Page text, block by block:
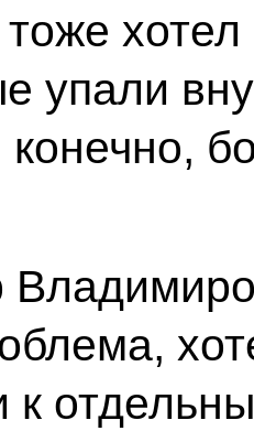
тоже
упали
к